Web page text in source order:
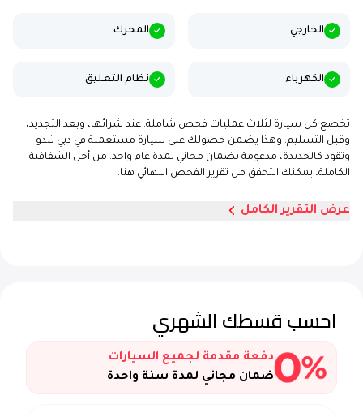
الخارجي المحرك
الكهرباء نظام التعليق
تخضع كل سيارة لثلاث عمليات فحص شاملة: عند شرائها، وبعد التجديد،
وقبل التسليم. وهذا يضمن حصولك على سيارة مستعملة في دبي تبدو
وتقود كالجديدة، مدعومة بضمان مجاني لمدة عام واحد. من أجل الشفافية
الكاملة، يمكنك التحقق من تقرير الفحص النهائي هنا.
عرض التقرير الكامل
احسب قسطك الشهري
دفعة مقدمة لجميع السيارات
ضمان مجاني لمدة سنة واحدة